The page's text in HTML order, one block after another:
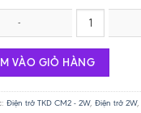
2W - 5.6K số lượng
VÀO GIỎ HÀNG
Điện trở TKD CM2 - 2W, Điện trở 2W,